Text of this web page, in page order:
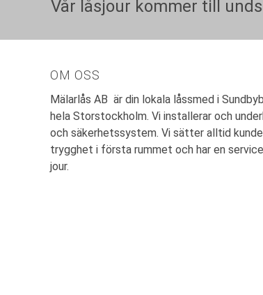
Vår låsjour kommer till
OM OSS
Mälarlås AB är din lokala låssmed i
hela Storstockholm. Vi installerar och
och säkerhetssystem. Vi sätter alltid
trygghet i första rummet och har en
jour.